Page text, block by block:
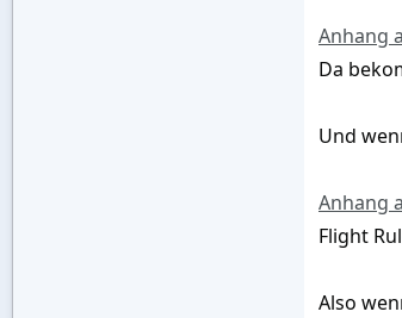
Anhang
Da
Und
Anhang
Flight
Also